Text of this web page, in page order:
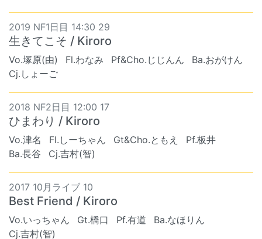
2019 NF1日目 14:30 29
生きてこそ / Kiroro
Vo.塚原(由) Fl.わなみ Pf&Cho.じじんん
Ba.おがけん
Cj.しょーご
2018 NF2日目 12:00 17
ひまわり / Kiroro
Vo.津名 Fl.しーちゃん Gt&Cho.ともえ
Pf.板井
Ba.長谷
Cj.吉村(智)
2017 10月ライブ 10
Best Friend / Kiroro
Vo.いっちゃん Gt.橋口 Pf.有道
Ba.なほりん
Cj.吉村(智)